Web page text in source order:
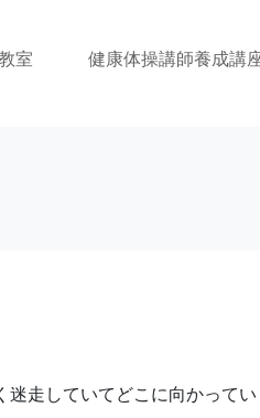
室 健康体操講師養成講
走していてどこに向かってい